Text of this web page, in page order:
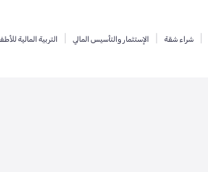
شراء شقة الإستثمار والتأسيس المالي التربية المالية